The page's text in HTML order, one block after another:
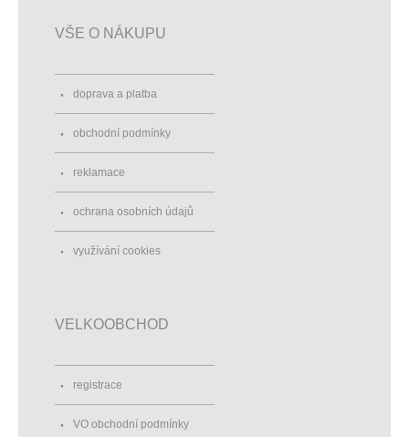
VŠE O NÁKUPU
doprava a platba
obchodní podmínky
reklamace
ochrana osobních údajů
využívání cookies
VELKOOBCHOD
registrace
VO obchodní podmínky